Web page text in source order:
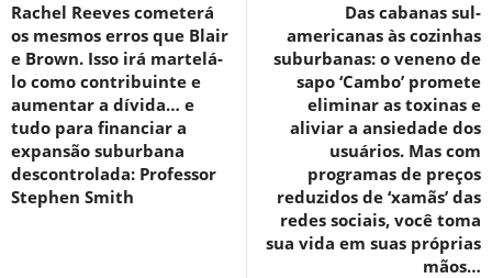
Rachel Reeves cometerá
os mesmos erros que Blair
e Brown. Isso irá martelá-
lo como contribuinte e
aumentar a dívida… e
tudo para financiar a
expansão suburbana
descontrolada: Professor
Stephen Smith
Das cabanas sul-
americanas às cozinhas
suburbanas: o veneno de
sapo ‘Cambo’ promete
eliminar as toxinas e
aliviar a ansiedade dos
usuários. Mas com
programas de preços
reduzidos de ‘xamãs’ das
redes sociais, você toma
sua vida em suas próprias
mãos…